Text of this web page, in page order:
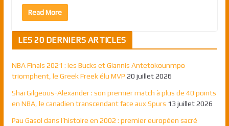
Read More
LES 20 DERNIERS ARTICLES
NBA Finals 2021 : les Bucks et Giannis Antetokounmpo
triomphent, le Greek Freek élu MVP 20 juillet 2026
Shai Gilgeous-Alexander : son premier match à plus de 40 points
en NBA, le canadien transcendant face aux Spurs 13 juillet 2026
Pau Gasol dans l’histoire en 2002 : premier européen sacré